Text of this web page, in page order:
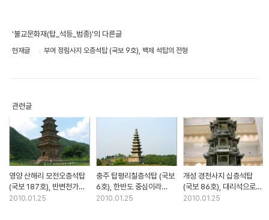
'불교문화재(탑_석등_범종)'의 다른글
현재글 부여 정림사지 오층석탑 (국보 9호), 백제 석탑의 전형
관련글
영양 산해리 모전오층석탑
(국보 187호), 반변천가에
홀로 서 있는 아름다운 석탑
2010.01.25
충주 탑평리칠층석탑 (국보
6호), 한반도 중심이라
중앙탑으로 불리는 석탑
2010.01.25
개성 경천사지 십층석탑
(국보 86호), 대리석으로
만든 화려한 중국풍의 석탑
2010.01.25